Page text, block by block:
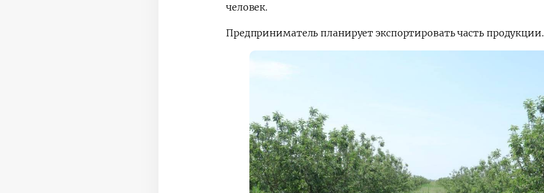
человек.
Предприниматель планирует экспортировать часть продукции.